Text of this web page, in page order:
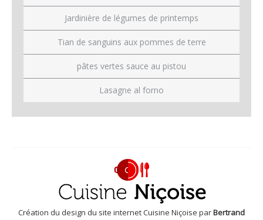
Jardinière de légumes de printemps
Tian de sanguins aux pommes de terre
pâtes vertes sauce au pistou
Lasagne al forno
Création du design du site internet Cuisine Niçoise parBertrand